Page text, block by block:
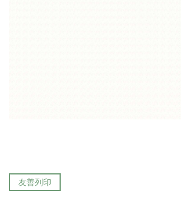
友善列印